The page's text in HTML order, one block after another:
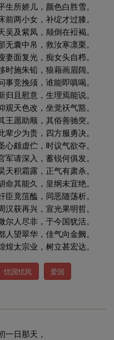
所娇儿，颜色白胜雪。
两小女，补绽才过膝。
及紫凤，颠倒在裋褐。
囊中帛，救汝寒凛栗。
面复光，痴女头自栉。
施朱铅，狼藉画眉阔。
竞挽须，谁能即嗔喝。
且慰意，生理焉能说。
天色改，坐觉祆气豁。
愿助顺，其俗善驰突。
少为贵，四方服勇决。
颇虚伫，时议气欲夺。
请深入，蓄锐何俱发。
积霜露，正气有肃杀。
其能久，皇纲未宜绝。
竟菹醢，同恶随荡析。
获再兴，宣光果明哲。
人尽非，于今国犹活。
望翠华，佳气向金阙。
太宗业，树立甚宏达。
忧国忧民 爱国
一日那天，